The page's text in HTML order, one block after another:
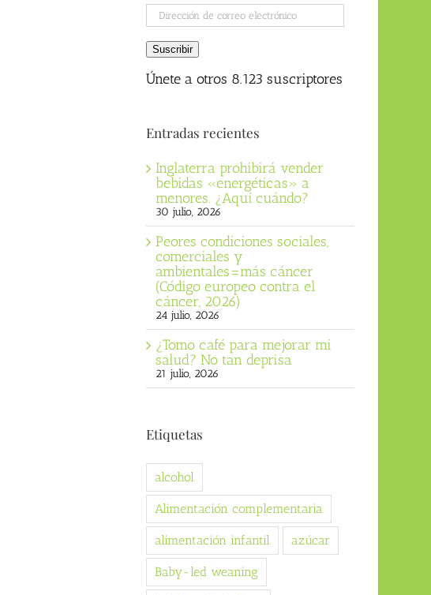
Dirección
de
correo
electrónico
Suscribir
Únete a otros 8.123 suscriptores
Entradas recientes
Inglaterra prohibirá vender
bebidas «energéticas» a
menores. ¿Aquí cuándo?
30 julio, 2026
Peores condiciones sociales,
comerciales y
ambientales=más cáncer
(Código europeo contra el
cáncer, 2026)
24 julio, 2026
¿Tomo café para mejorar mi
salud? No tan deprisa
21 julio, 2026
Etiquetas
alcohol
Alimentación complementaria
alimentación infantil azúcar
Baby-led weaning